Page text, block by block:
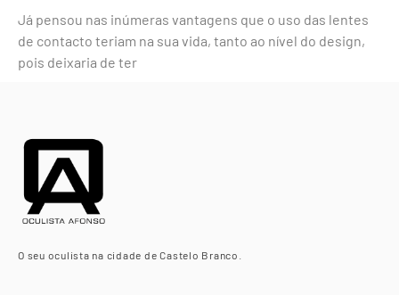
Já pensou nas inúmeras vantagens que o uso das lentes
de contacto teriam na sua vida, tanto ao nível do design,
pois deixaria de ter
O seu oculista na cidade de Castelo Branco.